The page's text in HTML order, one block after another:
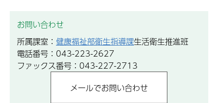
お問い合わせ
所属課室： 健康福祉部衛生指導課生活衛生推進班
電話番号：043-223-2627
ファックス番号：043-227-2713